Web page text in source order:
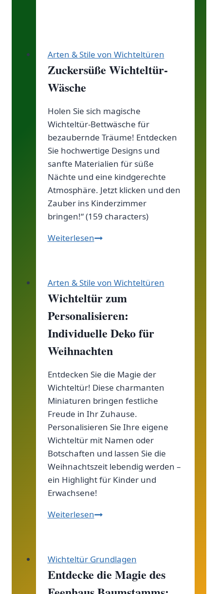
Arten & Stile von Wichteltüren
Zuckersüße Wichteltür-
Wäsche
Holen Sie sich magische
Wichteltür-Bettwäsche für
bezaubernde Träume! Entdecken
Sie hochwertige Designs und
sanfte Materialien für süße
Nächte und eine kindgerechte
Atmosphäre. Jetzt klicken und den
Zauber ins Kinderzimmer
bringen!“ (159 characters)
WeiterlesenZuckersüße
Arten & Stile von Wichteltüren
Wichteltür zum
Personalisieren:
Individuelle Deko für
Weihnachten
Entdecken Sie die Magie der
Wichteltür! Diese charmanten
Miniaturen bringen festliche
Freude in Ihr Zuhause.
Personalisieren Sie Ihre eigene
Wichteltür mit Namen oder
Botschaften und lassen Sie die
Weihnachtszeit lebendig werden –
ein Highlight für Kinder und
Erwachsene!
WeiterlesenWichteltür
Deko
für
Wichteltür Grundlagen
Entdecke die Magie des